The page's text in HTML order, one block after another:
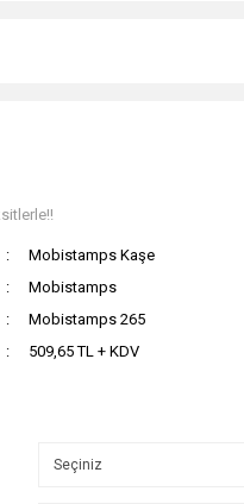
Mobistamps Kaşe
Mobistamps
Mobistamps 265
509,65 TL + KDV